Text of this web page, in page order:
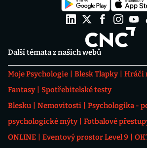
Další témata z našich webů
Moje Psychologie Blesk Tlapky Hráči
Fantasy
Spotřebitelské testy
Blesku
Nemovitosti
Psychologika -
psychologické mýty
Fotbalové
ONLINE
Eventový prostor Level 9